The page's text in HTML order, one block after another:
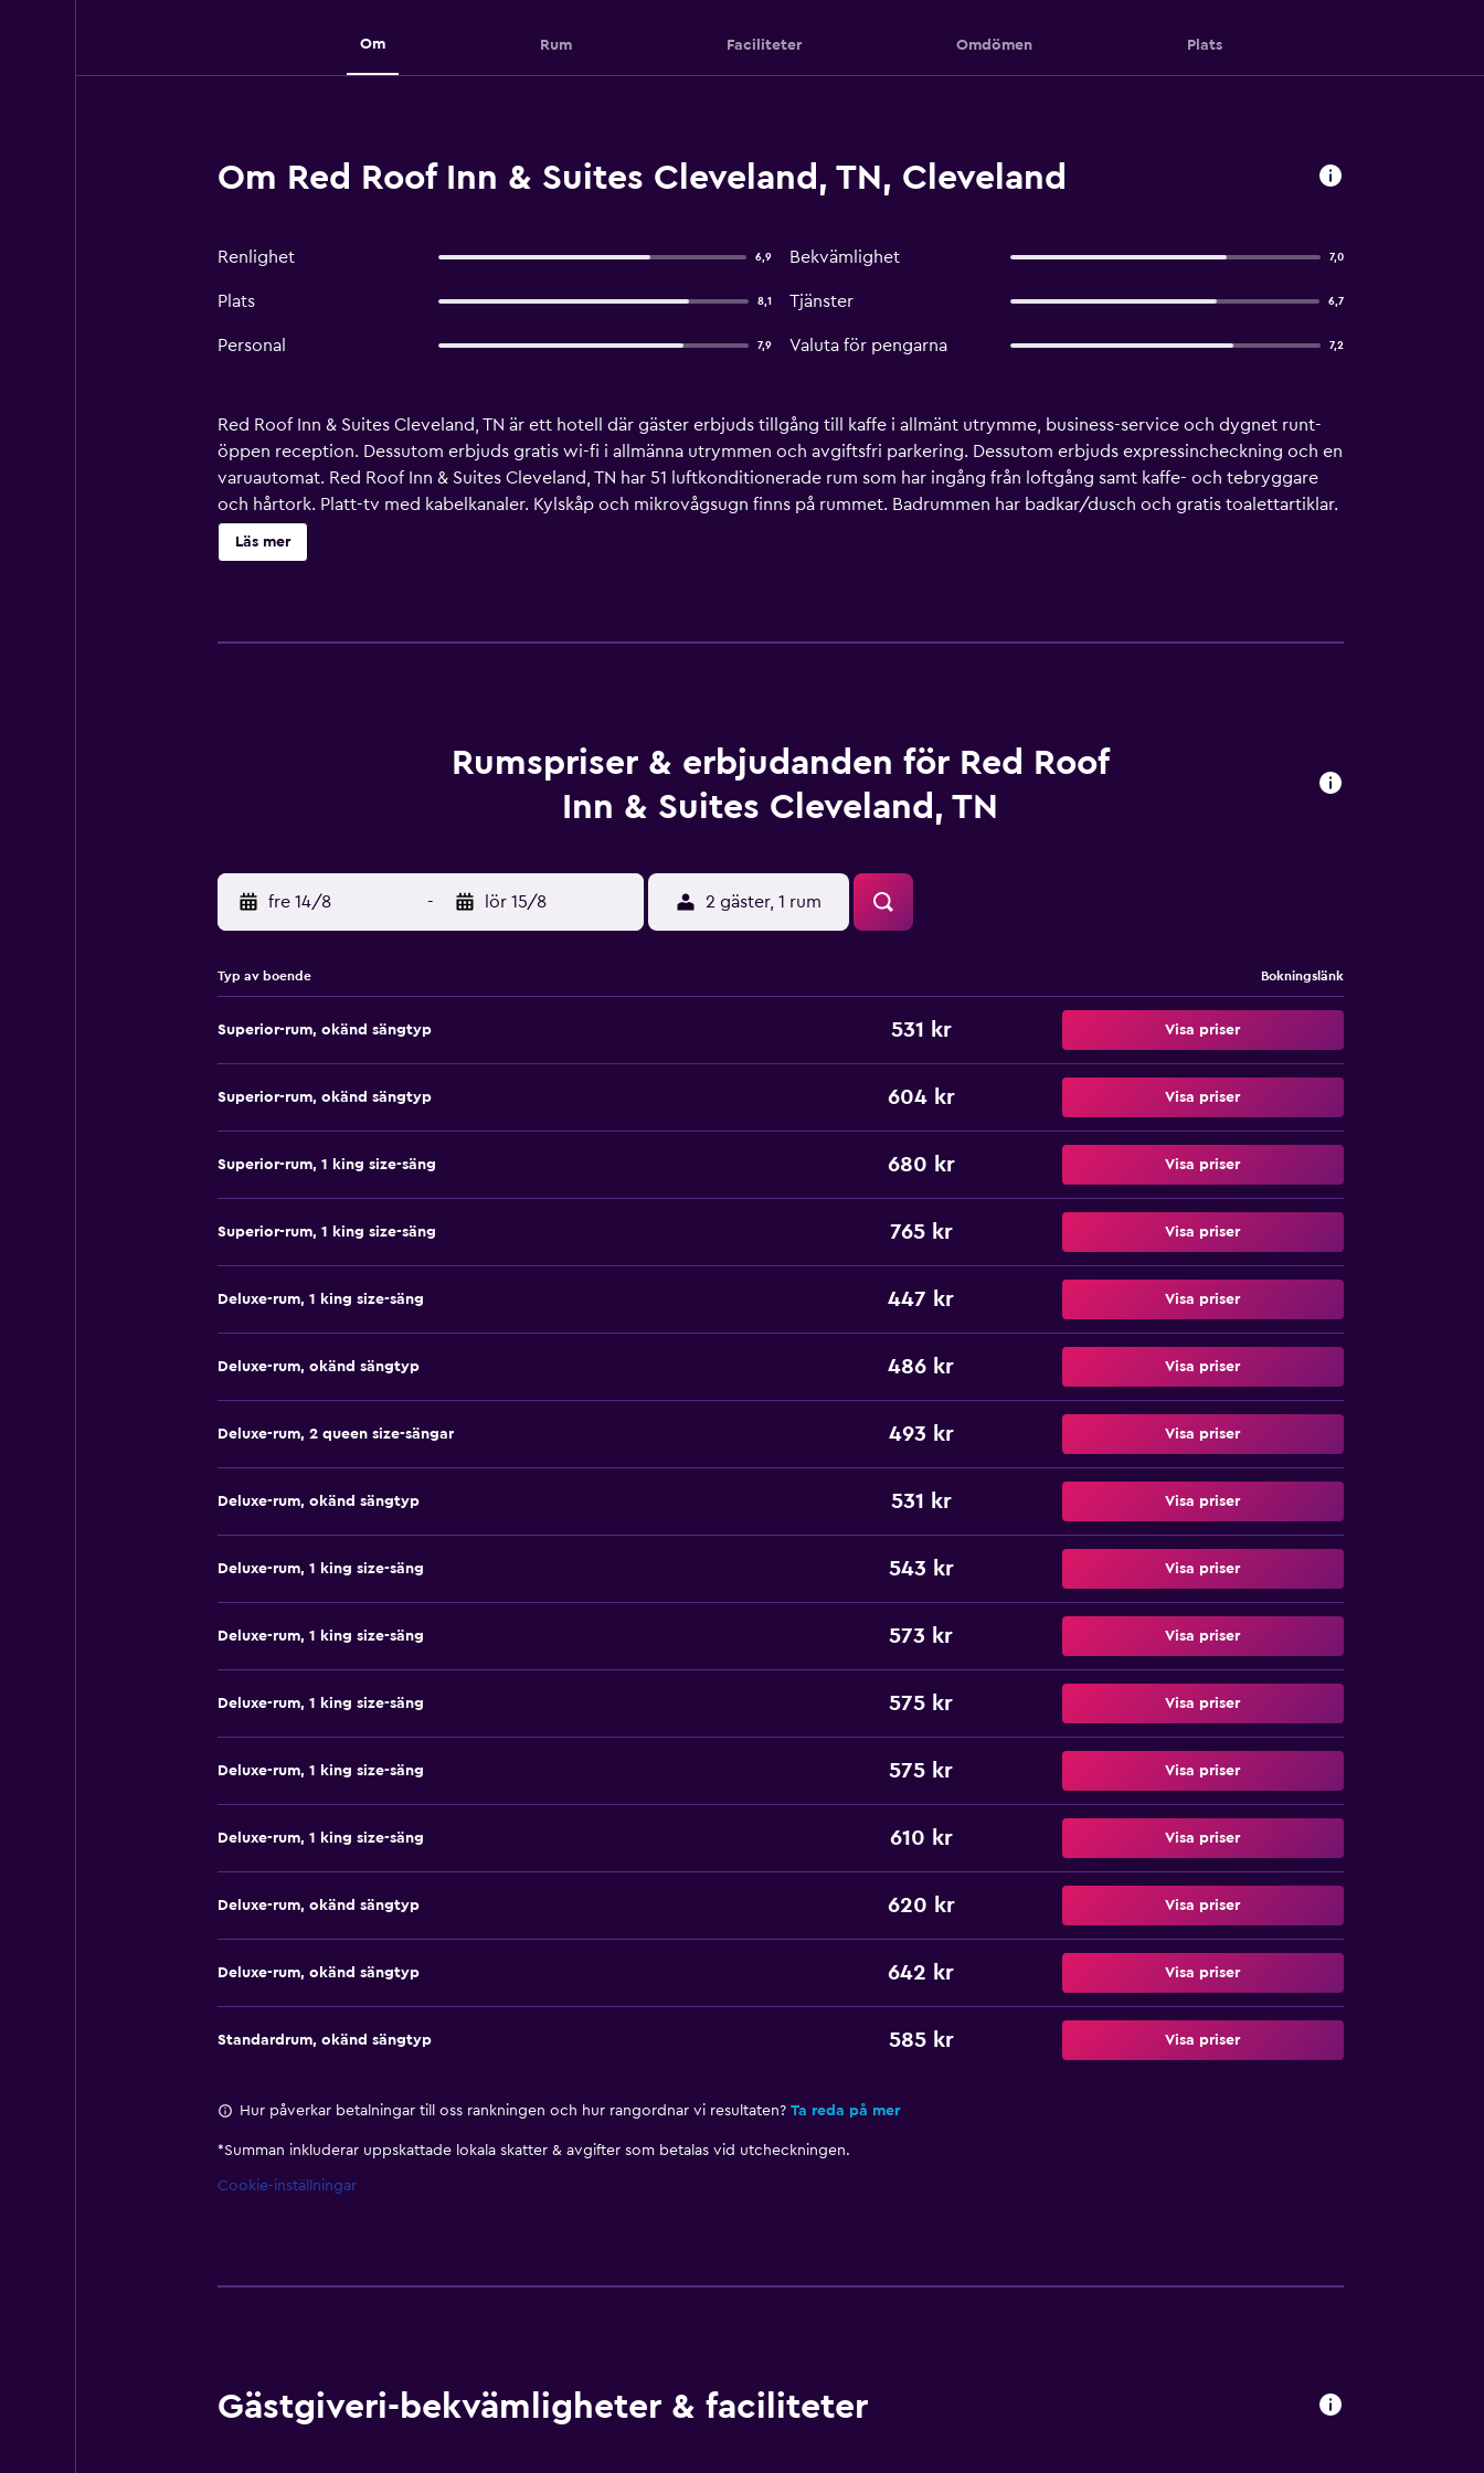
Om Rum Faciliteter Omdömen Plats
Om Red Roof Inn & Suites Cleveland, TN, Cleveland
Renlighet 6,9 Bekvämlighet 7,0
Plats 8,1 Tjänster 6,7
Personal 7,9 Valuta för pengarna 7,2
Red Roof Inn & Suites Cleveland, TN är ett hotell där gäster erbjuds tillgång till kaffe i allmänt utrymme, business-service och dygnet runt-
öppen reception. Dessutom erbjuds gratis wi-fi i allmänna utrymmen och avgiftsfri parkering. Dessutom erbjuds expressincheckning och en
varuautomat. Red Roof Inn & Suites Cleveland, TN har 51 luftkonditionerade rum som har ingång från loftgång samt kaffe- och tebryggare
och hårtork. Platt-tv med kabelkanaler. Kylskåp och mikrovågsugn finns på rummet. Badrummen har badkar/dusch och gratis toalettartiklar.
Gäster har tillgång till gratis wi-fi. Boendet tillhandahåller skrivbord och telefon; lokal- och fjärrsamtal är kostnadsfria (restriktioner kan
förekomma). Städning sker dagligen. Fritidsaktiviteterna nedan finns antingen tillgängliga på plats eller i närheten. Avgifter kan tillkomma.
Läs mer
Rumspriser & erbjudanden för Red Roof
Inn & Suites Cleveland, TN
fre 14/8 - lör 15/8 2 gäster, 1 rum
Typ av boende Bokningslänk
Superior-rum, okänd sängtyp 531 kr Visa priser
Superior-rum, okänd sängtyp 604 kr Visa priser
Superior-rum, 1 king size-säng 680 kr Visa priser
Superior-rum, 1 king size-säng 765 kr Visa priser
Deluxe-rum, 1 king size-säng 447 kr Visa priser
Deluxe-rum, okänd sängtyp 486 kr Visa priser
Deluxe-rum, 2 queen size-sängar 493 kr Visa priser
Deluxe-rum, okänd sängtyp 531 kr Visa priser
Deluxe-rum, 1 king size-säng 543 kr Visa priser
Deluxe-rum, 1 king size-säng 573 kr Visa priser
Deluxe-rum, 1 king size-säng 575 kr Visa priser
Deluxe-rum, 1 king size-säng 575 kr Visa priser
Deluxe-rum, 1 king size-säng 610 kr Visa priser
Deluxe-rum, okänd sängtyp 620 kr Visa priser
Deluxe-rum, okänd sängtyp 642 kr Visa priser
Standardrum, okänd sängtyp 585 kr Visa priser
Hur påverkar betalningar till oss rankningen och hur rangordnar vi resultaten? Ta reda på mer
*Summan inkluderar uppskattade lokala skatter & avgifter som betalas vid utcheckningen.
Cookie-inställningar
Gästgiveri-bekvämligheter & faciliteter